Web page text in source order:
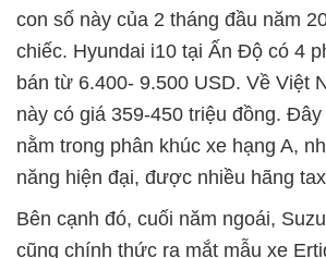
con số này của 2 tháng đầu năm
chiếc. Hyundai i10 tại Ấn Độ có 4
bán từ 6.400- 9.500 USD. Về Việt
này có giá 359-450 triệu đồng.
nằm trong phân khúc xe hạng A,
năng hiện đại, được nhiều hãng
Bên cạnh đó, cuối năm ngoái,
cũng chính thức ra mắt mẫu xe